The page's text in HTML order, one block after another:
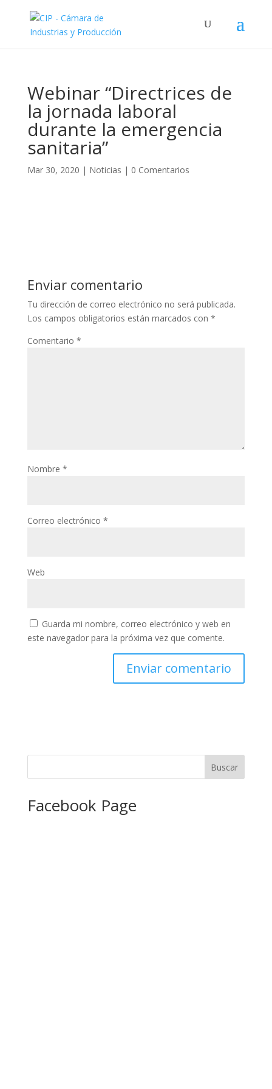
Webinar “Directrices de
la jornada laboral
durante la emergencia
sanitaria”
Mar 30, 2020 | Noticias | 0 Comentarios
Enviar comentario
Tu dirección de correo electrónico no será publicada.
Los campos obligatorios están marcados con *
Comentario *
Nombre *
Correo electrónico *
Web
Guarda mi nombre, correo electrónico y web en
este navegador para la próxima vez que comente.
Facebook Page